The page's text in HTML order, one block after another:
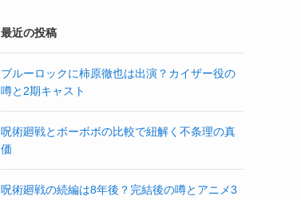
最近の投稿
ブルーロックに柿原徹也は出演？カイザー役の
噂と2期キャスト
呪術廻戦とボーボボの比較で紐解く不条理の真
価
呪術廻戦の続編は8年後？完結後の噂とアニメ3